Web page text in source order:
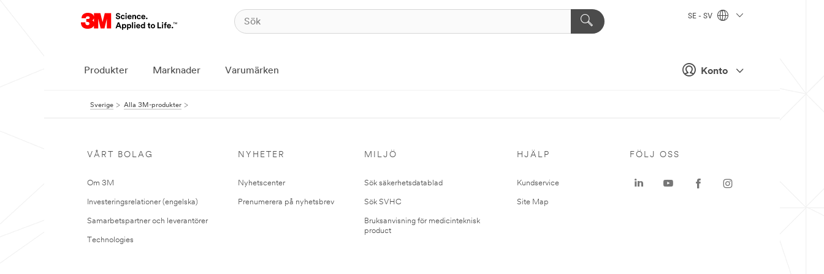
Konto
SE - SV
Produkter Marknader Varumärken
Sverige Alla 3M-produkter
VÅRT BOLAG
Om 3M
Investeringsrelationer (engelska)
Samarbetspartner och leverantörer
Technologies
NYHETER
Nyhetscenter
Prenumerera på nyhetsbrev
MILJÖ
Sök säkerhetsdatablad
Sök SVHC
Bruksanvisning för medicinteknisk
product
HJÄLP
Kundservice
Site Map
FÖLJ OSS